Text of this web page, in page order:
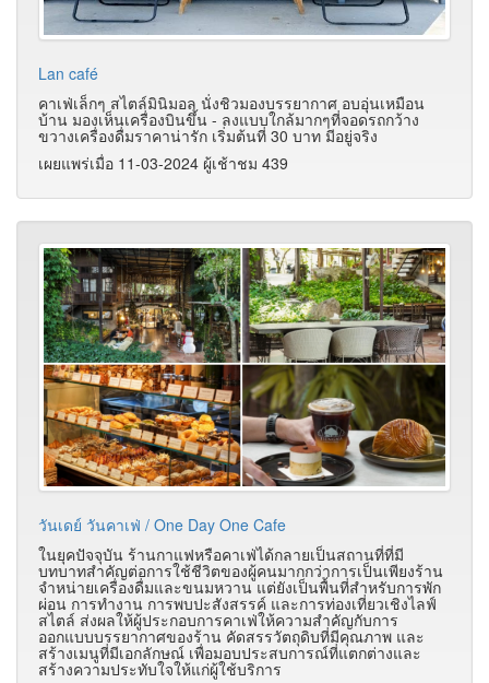
Lan café
คาเฟ่เล็กๆ สไตล์มินิมอล นั่งชิวมองบรรยากาศ อบอุ่นเหมือน
บ้าน มองเห็นเครื่องบินขึ้น - ลงแบบใกล้มากๆที่จอดรถกว้าง
ขวางเครื่องดื่มราคาน่ารัก เริ่มต้นที่ 30 บาท มีอยู่จริง
เผยแพร่เมื่อ 11-03-2024 ผู้เช้าชม 439
วันเดย์ วันคาเฟ่ / One Day One Cafe
ในยุคปัจจุบัน ร้านกาแฟหรือคาเฟ่ได้กลายเป็นสถานที่ที่มี
บทบาทสำคัญต่อการใช้ชีวิตของผู้คนมากกว่าการเป็นเพียงร้าน
จำหน่ายเครื่องดื่มและขนมหวาน แต่ยังเป็นพื้นที่สำหรับการพัก
ผ่อน การทำงาน การพบปะสังสรรค์ และการท่องเที่ยวเชิงไลฟ์
สไตล์ ส่งผลให้ผู้ประกอบการคาเฟ่ให้ความสำคัญกับการ
ออกแบบบรรยากาศของร้าน คัดสรรวัตถุดิบที่มีคุณภาพ และ
สร้างเมนูที่มีเอกลักษณ์ เพื่อมอบประสบการณ์ที่แตกต่างและ
สร้างความประทับใจให้แก่ผู้ใช้บริการ